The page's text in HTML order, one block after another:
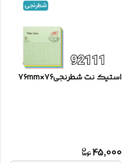
استیک نت شطرنجی۷۶×۷۶mm
45,000